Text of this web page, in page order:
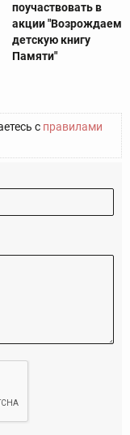
поучаствовать в
акции "Возрождаем
детскую книгу
Памяти"
с правилами